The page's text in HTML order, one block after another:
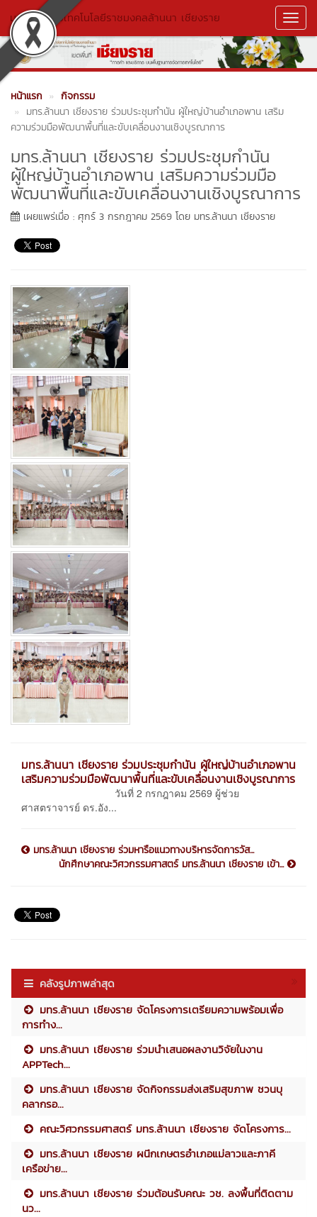
มหาวิทยาลัยเทคโนโลยีราชมงคลล้านนา เชียงราย
หน้าแรก
กิจกรรม
มทร.ล้านนา เชียงราย ร่วมประชุมกำนัน ผู้ใหญ่บ้านอำเภอพาน เสริม
ความร่วมมือพัฒนาพื้นที่และขับเคลื่อนงานเชิงบูรณาการ
มทร.ล้านนา เชียงราย ร่วมประชุมกำนัน
ผู้ใหญ่บ้านอำเภอพาน เสริมความร่วมมือ
พัฒนาพื้นที่และขับเคลื่อนงานเชิงบูรณาการ
เผยแพร่เมื่อ : ศุกร์ 3 กรกฎาคม 2569 โดย มทร.ล้านนา เชียงราย
มทร.ล้านนา เชียงราย ร่วมประชุมกำนัน ผู้ใหญ่บ้านอำเภอพาน
เสริมความร่วมมือพัฒนาพื้นที่และขับเคลื่อนงานเชิงบูรณาการ
วันที่ 2 กรกฎาคม 2569 ผู้ช่วย
ศาสตราจารย์ ดร.อัง...
มทร.ล้านนา เชียงราย ร่วมหารือแนวทางบริหารจัดการวัส...
นักศึกษาคณะวิศวกรรมศาสตร์ มทร.ล้านนา เชียงราย เข้า...
คลังรูปภาพล่าสุด
มทร.ล้านนา เชียงราย จัดโครงการเตรียมความพร้อมเพื่อ
การทำง...
มทร.ล้านนา เชียงราย ร่วมนำเสนอผลงานวิจัยในงาน
APPTech...
มทร.ล้านนา เชียงราย จัดกิจกรรมส่งเสริมสุขภาพ ชวนบุ
คลากรอ...
คณะวิศวกรรมศาสตร์ มทร.ล้านนา เชียงราย จัดโครงการ...
มทร.ล้านนา เชียงราย ผนึกเกษตรอำเภอแม่ลาวและภาคี
เครือข่าย...
มทร.ล้านนา เชียงราย ร่วมต้อนรับคณะ วช. ลงพื้นที่ติดตาม
นว...